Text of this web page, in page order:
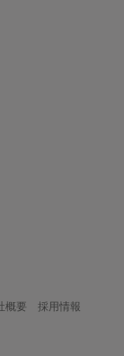
概要
採用情報